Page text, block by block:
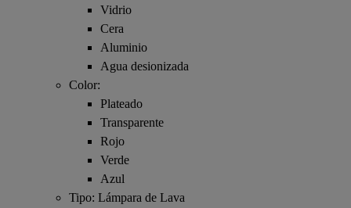
Vidrio
Cera
Aluminio
Agua desionizada
Color:
Plateado
Transparente
Rojo
Verde
Azul
Tipo: Lámpara de Lava